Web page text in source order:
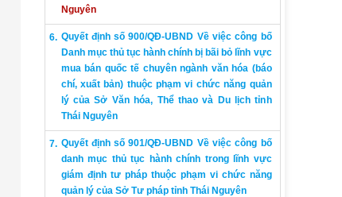
Nguyên
Quyết định số 900/QĐ-UBND Về việc công bố
Danh mục thủ tục hành chính bị bãi bỏ lĩnh vực
mua bán quốc tế chuyên ngành văn hóa (báo
chí, xuất bản) thuộc phạm vi chức năng quản
lý của Sở Văn hóa, Thể thao và Du lịch tỉnh
Thái Nguyên
Quyết định số 901/QĐ-UBND Về việc công bố
danh mục thủ tục hành chính trong lĩnh vực
giám định tư pháp thuộc phạm vi chức năng
quản lý của Sở Tư pháp tỉnh Thái Nguyên